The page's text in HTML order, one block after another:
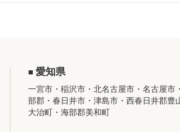
愛知県
一宮市・稲沢市・北名古屋市・名古屋
部郡・春日井市・津島市・西春日井郡
大治町・海部郡美和町